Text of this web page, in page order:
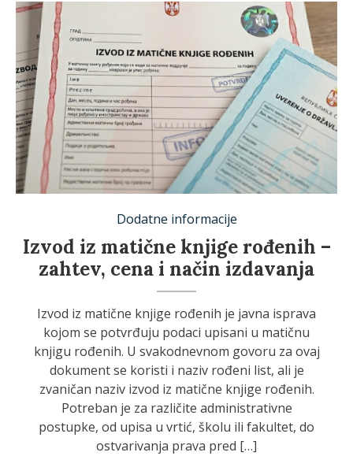
Dodatne informacije
Izvod iz matične knjige rođenih –
zahtev, cena i način izdavanja
Izvod iz matične knjige rođenih je javna isprava
kojom se potvrđuju podaci upisani u matičnu
knjigu rođenih. U svakodnevnom govoru za ovaj
dokument se koristi i naziv rođeni list, ali je
zvaničan naziv izvod iz matične knjige rođenih.
Potreban je za različite administrativne
postupke, od upisa u vrtić, školu ili fakultet, do
ostvarivanja prava pred […]